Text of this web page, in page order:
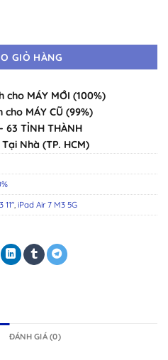
Mới · Chính Hãng Chuẩn Zin · Đầy
GIỎ HÀNG
MÁY MỚI (100%)
MÁY CŨ (99%)
63 TỈNH THÀNH
Nhà (TP. HCM)
11", iPad Air 7 M3 5G
ĐÁNH GIÁ (0)